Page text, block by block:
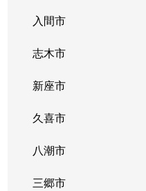
入間市
志木市
新座市
久喜市
八潮市
三郷市